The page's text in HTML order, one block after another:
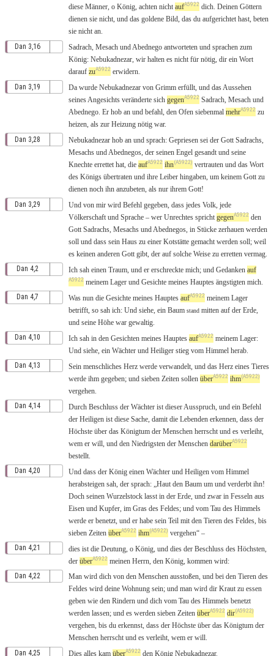
diese Männer, o König, achten nicht aufA5922 dich. Deinen Göttern
dienensie nicht, und das goldene Bild, dasdu aufgerichtethast, beten
sie nicht an.
Dan 3,16
Sadrach, MesachundAbednego antwortetenund sprachenzum
König: Nebukadnezar, wir haltenes nicht für nötig, dir ein Wort
darauf zuA5922 erwidern.
Dan 3,19
Dawurde Nebukadnezarvon Grimm erfüllt, und dasAussehen
seinesAngesichts verändertesich gegenA5922 Sadrach, Mesachund
Abednego. Er hob anund befahl, den Ofen siebenmal mehrA5922 zu
heizen, alszur Heizung nötig war.
Dan 3,28
Nebukadnezar hob anund sprach: Gepriesensei der Gott Sadrachs,
MesachsundAbednegos, derseinen Engel gesandtund seine
Knechte errettethat, die aufA5922 ihn(A5922) vertrautenund das Wort
des Königs übertratenund ihre Leiber hingaben, um keinem Gottzu
dienen nochihn anzubeten, als nurihrem Gott!
Dan 3,29
Und vonmir wird Befehl gegeben, dass jedes Volk, jede
Völkerschaftund Sprache– wer Unrechtes spricht gegenA5922 den
Gott Sadrachs, MesachsundAbednegos, in Stücke zerhauenwerden
soll und dass sein Hauszu einer Kotstätte gemachtwerden soll; weil
es keinen anderen Gott gibt, derauf solche Weisezu erretten vermag.
Dan 4,2
Ich saheinen Traum, und er erschrecktemich; und Gedanken auf
A5922 meinem Lagerund Gesichtemeines Hauptes ängstigten mich.
Dan 4,7
Wasnun die Gesichtemeines Hauptes aufA5922 meinem Lager
betrifft, so sahich: Und siehe, ein Baum stand mittenauf der Erde,
und seine Höhewar gewaltig.
Dan 4,10
Ich sahin den Gesichtenmeines Hauptes aufA5922 meinem Lager:
Und siehe, ein Wächterund Heiliger stieg vom Himmel herab.
Dan 4,13
Sein menschliches Herzwerde verwandelt, und das Herzeines Tieres
werde ihm gegeben; und sieben Zeitensollen überA5922 ihm(A5922)
vergehen.
Dan 4,14
Durch Beschlussder Wächterist dieser Ausspruch, und ein Befehl
der Heiligenist diese Sache, damit die Lebenden erkennen, dassder
Höchsteüber das Königtumder Menschen herrschtund es verleiht,
wemer will, und den Niedrigstender Menschen darüberA5922
bestellt.
Dan 4,20
Und dassder Königeinen Wächterund Heiligen vom Himmel
herabsteigen sah, der sprach: „ Hautden Baum umund verderbtihn!
Dochseinen Wurzelstock lasstin der Erde, und zwar in Fesseln aus
Eisenund Kupfer, im Gras des Feldes; und vom Tau des Himmels
werde er benetzt, und er habesein Teil mitden Tierendes Feldes, bis
sieben Zeiten überA5922 ihm(A5922) vergehen“ –
Dan 4,21
diesist die Deutung, o König, und diesder Beschlussdes Höchsten,
der überA5922 meinen Herrn, den König, kommen wird:
Dan 4,22
Manwird dich vonden Menschen ausstoßen, und beiden Tierendes
Feldeswird deine Wohnung sein; und man wird dir Kraut zu essen
gebenwie den Rindernund dich vom Taudes Himmels benetzt
werden lassen; und es werden sieben Zeiten überA5922 dir(A5922)
vergehen, bisdu erkennst, dassder Höchsteüber das Königtumder
Menschen herrschtund es verleiht, wemer will.
Dan 4,25
Dies alles kam überA5922 den König Nebukadnezar.